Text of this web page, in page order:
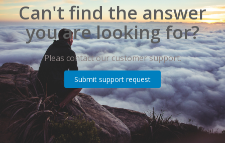
Can't find the answer
you are looking for?
Pleas contact our customer support.
Submit support request